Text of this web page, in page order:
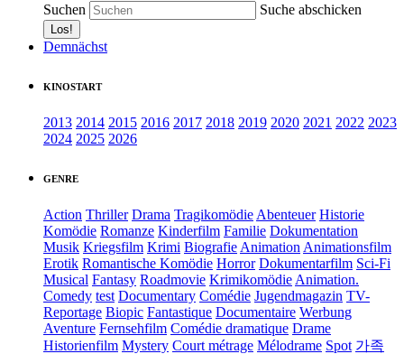
Suchen Suche abschicken
Demnächst
KINOSTART
2013 2014 2015 2016 2017 2018 2019 2020 2021 2022 2023
2024 2025 2026
GENRE
Action Thriller Drama Tragikomödie Abenteuer Historie
Komödie Romanze Kinderfilm Familie Dokumentation
Musik Kriegsfilm Krimi Biografie Animation Animationsfilm
Erotik Romantische Komödie Horror Dokumentarfilm Sci-Fi
Musical Fantasy Roadmovie Krimikomödie Animation.
Comedy test Documentary Comédie Jugendmagazin TV-
Reportage Biopic Fantastique Documentaire Werbung
Aventure Fernsehfilm Comédie dramatique Drame
Historienfilm Mystery Court métrage Mélodrame Spot 가족